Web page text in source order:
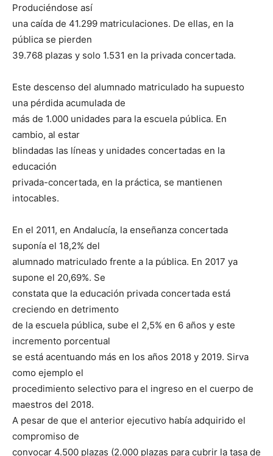
Produciéndose así
una caída de 41.299 matriculaciones. De ellas, en la
pública se pierden
39.768 plazas y solo 1.531 en la privada concertada.
Este descenso del alumnado matriculado ha supuesto
una pérdida acumulada de
más de 1.000 unidades para la escuela pública. En
cambio, al estar
blindadas las líneas y unidades concertadas en la
educación
privada-concertada, en la práctica, se mantienen
intocables.
En el 2011, en Andalucía, la enseñanza concertada
suponía el 18,2% del
alumnado matriculado frente a la pública. En 2017 ya
supone el 20,69%. Se
constata que la educación privada concertada está
creciendo en detrimento
de la escuela pública, sube el 2,5% en 6 años y este
incremento porcentual
se está acentuando más en los años 2018 y 2019. Sirva
como ejemplo el
procedimiento selectivo para el ingreso en el cuerpo de
maestros del 2018.
A pesar de que el anterior ejecutivo había adquirido el
compromiso de
convocar 4.500 plazas (2.000 plazas para cubrir la tasa de